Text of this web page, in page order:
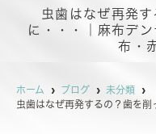
虫歯はなぜ再発
に・・・｜麻布デ
布・
ホーム ブログ
未分類
虫歯はなぜ再発するの？歯を削